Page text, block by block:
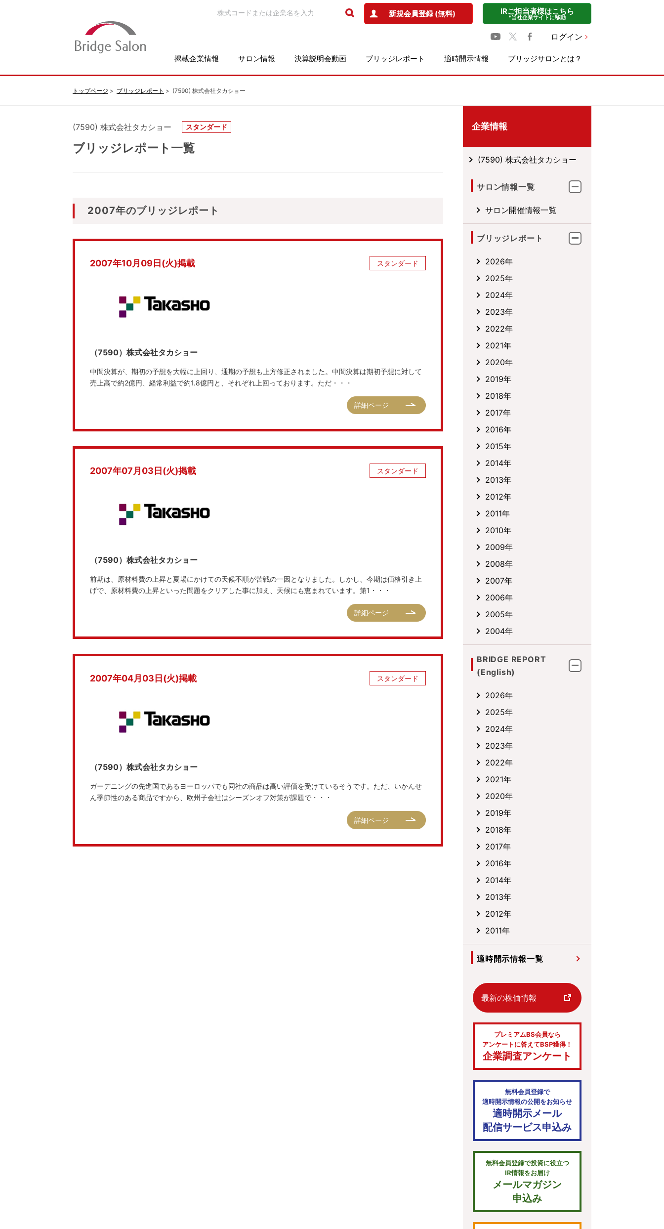
新規会員登録 (無料) IRご担当者様はこちら
*当社企業サイトに移動
ログイン
掲載企業情報 サロン情報 決算説明会動画 ブリッジレポート 適時開示情報 ブリッジサロンとは？
トップページ ブリッジレポート (7590) 株式会社タカショー
(7590) 株式会社タカショー スタンダード
ブリッジレポート一覧
2007年のブリッジレポート
2007年10月09日(火)掲載 スタンダード
（7590）株式会社タカショー
中間決算が、期初の予想を大幅に上回り、通期の予想も上方修正されました。中間決算は期初予想に対して
売上高で約2億円、経常利益で約1.8億円と、それぞれ上回っております。ただ・・・
詳細ページ
2007年07月03日(火)掲載 スタンダード
（7590）株式会社タカショー
前期は、原材料費の上昇と夏場にかけての天候不順が苦戦の一因となりました。しかし、今期は価格引き上
げで、原材料費の上昇といった問題をクリアした事に加え、天候にも恵まれています。第1・・・
詳細ページ
2007年04月03日(火)掲載 スタンダード
（7590）株式会社タカショー
ガーデニングの先進国であるヨーロッパでも同社の商品は高い評価を受けているそうです。ただ、いかんせ
ん季節性のある商品ですから、欧州子会社はシーズンオフ対策が課題で・・・
詳細ページ
企業情報
(7590) 株式会社タカショー
サロン情報一覧
サロン開催情報一覧
ブリッジレポート
2026年
2025年
2024年
2023年
2022年
2021年
2020年
2019年
2018年
2017年
2016年
2015年
2014年
2013年
2012年
2011年
2010年
2009年
2008年
2007年
2006年
2005年
2004年
BRIDGE REPORT
(English)
2026年
2025年
2024年
2023年
2022年
2021年
2020年
2019年
2018年
2017年
2016年
2014年
2013年
2012年
2011年
適時開示情報一覧
最新の株価情報
プレミアムBS会員なら
アンケートに答えてBSP獲得！
企業調査アンケート
無料会員登録で
適時開示情報の公開をお知らせ
適時開示メール
配信サービス申込み
無料会員登録で投資に役立つ
IR情報をお届け
メールマガジン
申込み